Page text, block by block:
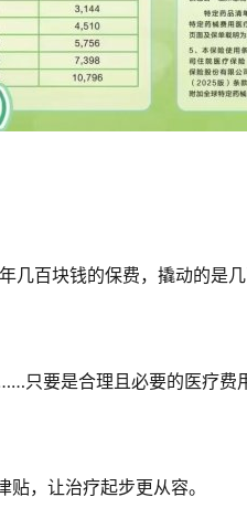
百块钱的保费，撬动的是几
只要是合理且必要的医疗费
，让治疗起步更从容。